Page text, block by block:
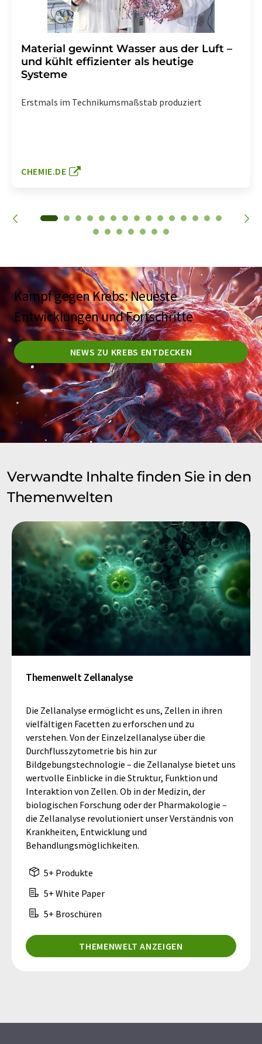
Material gewinnt Wasser aus der Luft –
und kühlt effizienter als heutige
Systeme
Erstmals im Technikumsmaßstab produziert
CHEMIE.DE
Kampf gegen Krebs: Neueste
Entwicklungen und Fortschritte
NEWS ZU KREBS ENTDECKEN
Verwandte Inhalte finden Sie in den
Themenwelten
Themenwelt Zellanalyse
Die Zellanalyse ermöglicht es uns, Zellen in ihren
vielfältigen Facetten zu erforschen und zu
verstehen. Von der Einzelzellanalyse über die
Durchflusszytometrie bis hin zur
Bildgebungstechnologie – die Zellanalyse bietet uns
wertvolle Einblicke in die Struktur, Funktion und
Interaktion von Zellen. Ob in der Medizin, der
biologischen Forschung oder der Pharmakologie –
die Zellanalyse revolutioniert unser Verständnis von
Krankheiten, Entwicklung und
Behandlungsmöglichkeiten.
5+ Produkte
5+ White Paper
5+ Broschüren
THEMENWELT ANZEIGEN